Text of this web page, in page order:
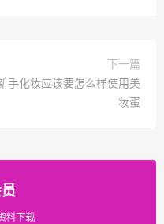
下一篇
手化妆应该要怎么样使用美
妆蛋
料下载